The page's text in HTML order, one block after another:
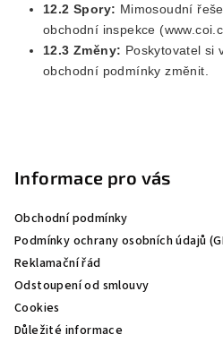
12.2 Spory: Mimosoudní
obchodní inspekce
12.3 Změny: Poskytovatel si
obchodní podmínky změnit.
Informace pro vás
Obchodní podmínky
Podmínky ochrany osobních údajů
Reklamační řád
Odstoupení od smlouvy
Cookies
Důležité informace